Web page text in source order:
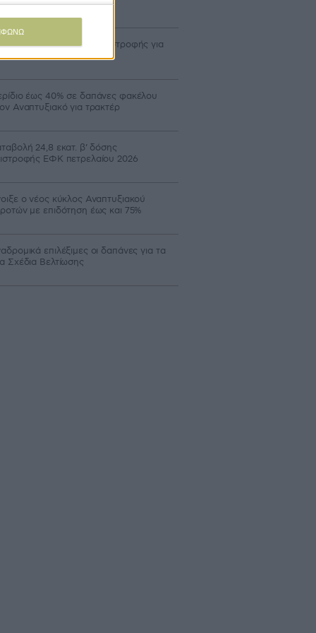
κεφαλαιακής επιστροφής για
προτείνει η DG AGRI
έως 40% σε δαπάνες φακέλου
Αναπτυξιακό για τρακτέρ
24,8 εκατ. β’ δόσης
ΕΦΚ πετρελαίου 2026
ο νέος κύκλος Αναπτυξιακού
με επιδότηση έως και 75%
επιλέξιμες οι δαπάνες για τα
Σχέδια Βελτίωσης